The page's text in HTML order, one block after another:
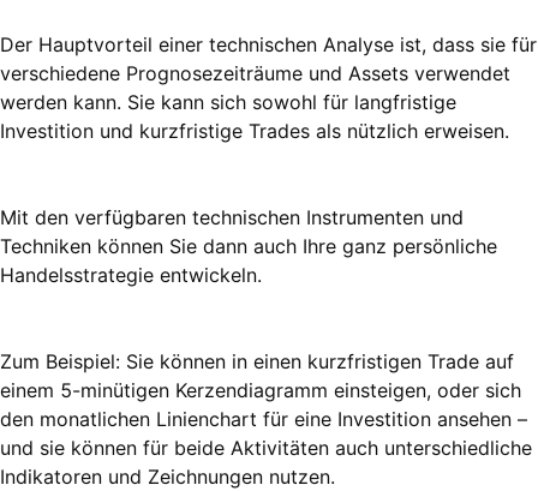
Der Hauptvorteil einer technischen Analyse ist, dass sie für
verschiedene Prognosezeiträume und Assets verwendet
werden kann. Sie kann sich sowohl für langfristige
Investition und kurzfristige Trades als nützlich erweisen.
Mit den verfügbaren technischen Instrumenten und
Techniken können Sie dann auch Ihre ganz persönliche
Handelsstrategie entwickeln.
Zum Beispiel: Sie können in einen kurzfristigen Trade auf
einem 5-minütigen Kerzendiagramm einsteigen, oder sich
den monatlichen Linienchart für eine Investition ansehen –
und sie können für beide Aktivitäten auch unterschiedliche
Indikatoren und Zeichnungen nutzen.